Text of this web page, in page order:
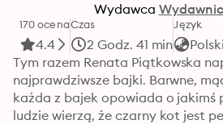
Wydawca
170 ocena
4.4
Czas
2 Godz. 41 min
Język
Polski
Tym razem Renata Piątkowska
najprawdziwsze bajki. Barwne,
każda z bajek opowiada o jakimś
ludzie wierzą, że czarny kot jest